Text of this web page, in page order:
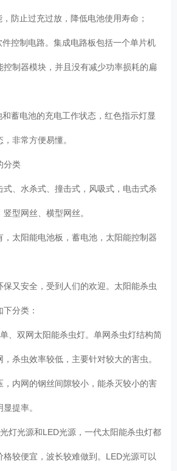
防止过充过放，降低电池使用寿命；
控制电路。集成电路板包括一个单片机
控制器模块，并且没有减少功率损耗的扁
蓄电池的充电工作状态，红色指示灯显
，非常方便易懂。
分类
式、水杀式、撞击式，风吸式，电击式杀
竖型网丝、横型网丝。
，太阳能电池板，蓄电池，太阳能控制器
保又安全，受到人们的欢迎。太阳能杀虫
下分类：
、双网太阳能杀虫灯。单网杀虫灯结构简
杀虫效率较低，主要针对较大的害虫。
，内网的钢丝间隙较小，能杀灭较小的害
显提率。
灯光源和LED光源，一代太阳能杀虫灯都
格较便宜，波长较难做到。LED光源可以